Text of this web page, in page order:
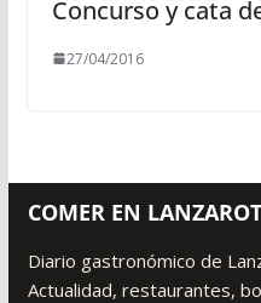
Concurso y cata
27/04/2016
COMER EN
Diario gastronómico de
Actualidad, restaurantes,